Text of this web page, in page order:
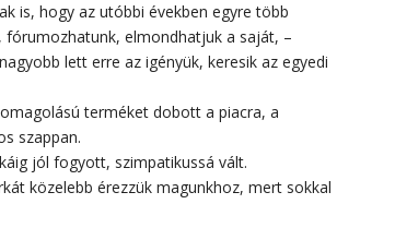
is, hogy az utóbbi években egyre több
fórumozhatunk, elmondhatjuk a saját, –
lett erre az igényük, keresik az egyedi
terméket dobott a piacra, a
szappan.
jól fogyott, szimpatikussá vált.
közelebb érezzük magunkhoz, mert sokkal